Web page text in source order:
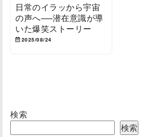
日常のイラッから宇宙
の声へ──潜在意識が導
いた爆笑ストーリー
2025/08/24
検索
検索